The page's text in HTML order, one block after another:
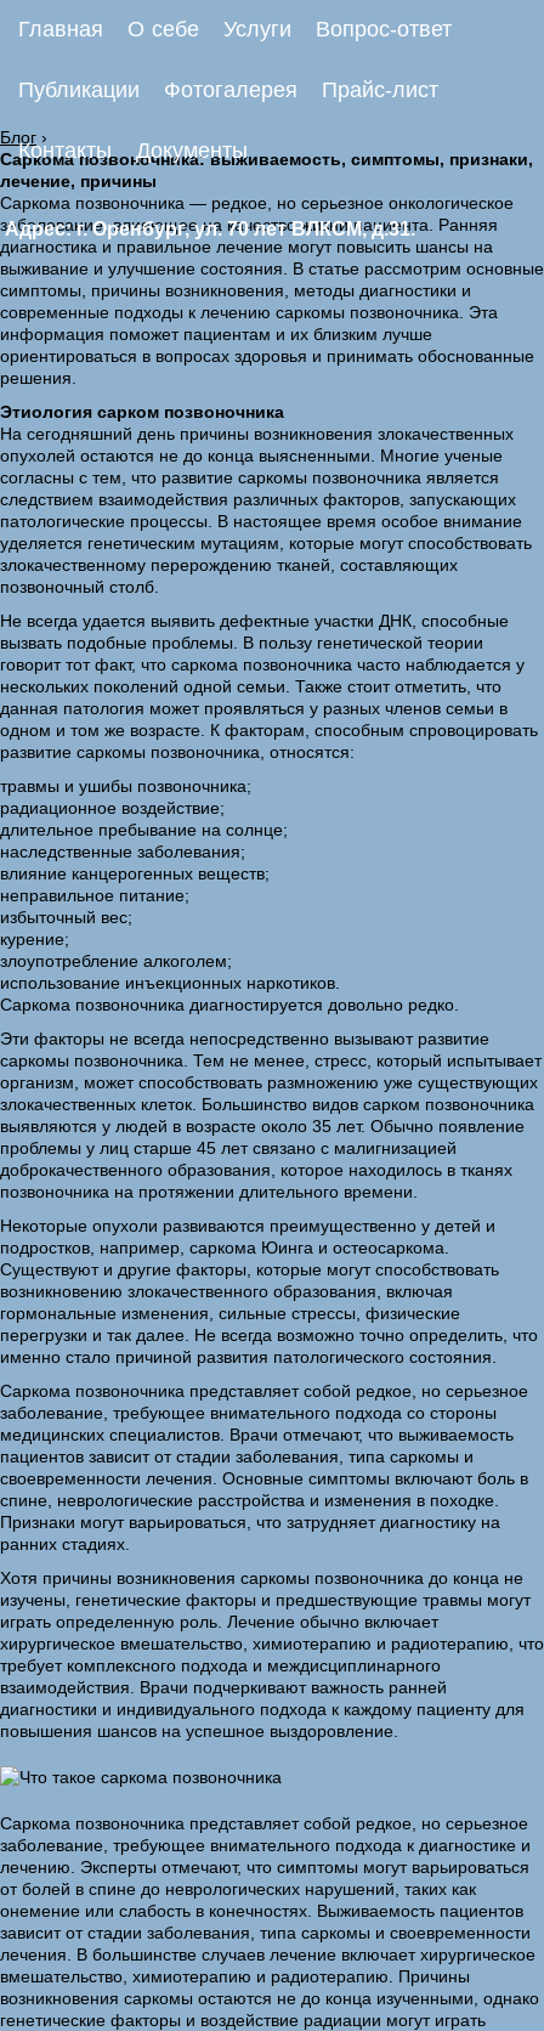
Главная О себе Услуги Вопрос-ответ
Публикации Фотогалерея Прайс-лист
Контакты Документы
Адрес: г. Оренбург, ул. 70 лет ВЛКСМ, д.31.
Блог ›
Саркома позвоночника: выживаемость, симптомы, признаки,
лечение, причины
Саркома позвоночника — редкое, но серьезное онкологическое
заболевание, влияющее на качество жизни пациента. Ранняя
диагностика и правильное лечение могут повысить шансы на
выживание и улучшение состояния. В статье рассмотрим основные
симптомы, причины возникновения, методы диагностики и
современные подходы к лечению саркомы позвоночника. Эта
информация поможет пациентам и их близким лучше
ориентироваться в вопросах здоровья и принимать обоснованные
решения.
Этиология сарком позвоночника
На сегодняшний день причины возникновения злокачественных
опухолей остаются не до конца выясненными. Многие ученые
согласны с тем, что развитие саркомы позвоночника является
следствием взаимодействия различных факторов, запускающих
патологические процессы. В настоящее время особое внимание
уделяется генетическим мутациям, которые могут способствовать
злокачественному перерождению тканей, составляющих
позвоночный столб.
Не всегда удается выявить дефектные участки ДНК, способные
вызвать подобные проблемы. В пользу генетической теории
говорит тот факт, что саркома позвоночника часто наблюдается у
нескольких поколений одной семьи. Также стоит отметить, что
данная патология может проявляться у разных членов семьи в
одном и том же возрасте. К факторам, способным спровоцировать
развитие саркомы позвоночника, относятся:
травмы и ушибы позвоночника;
радиационное воздействие;
длительное пребывание на солнце;
наследственные заболевания;
влияние канцерогенных веществ;
неправильное питание;
избыточный вес;
курение;
злоупотребление алкоголем;
использование инъекционных наркотиков.
Саркома позвоночника диагностируется довольно редко.
Эти факторы не всегда непосредственно вызывают развитие
саркомы позвоночника. Тем не менее, стресс, который испытывает
организм, может способствовать размножению уже существующих
злокачественных клеток. Большинство видов сарком позвоночника
выявляются у людей в возрасте около 35 лет. Обычно появление
проблемы у лиц старше 45 лет связано с малигнизацией
доброкачественного образования, которое находилось в тканях
позвоночника на протяжении длительного времени.
Некоторые опухоли развиваются преимущественно у детей и
подростков, например, саркома Юинга и остеосаркома.
Существуют и другие факторы, которые могут способствовать
возникновению злокачественного образования, включая
гормональные изменения, сильные стрессы, физические
перегрузки и так далее. Не всегда возможно точно определить, что
именно стало причиной развития патологического состояния.
Саркома позвоночника представляет собой редкое, но серьезное
заболевание, требующее внимательного подхода со стороны
медицинских специалистов. Врачи отмечают, что выживаемость
пациентов зависит от стадии заболевания, типа саркомы и
своевременности лечения. Основные симптомы включают боль в
спине, неврологические расстройства и изменения в походке.
Признаки могут варьироваться, что затрудняет диагностику на
ранних стадиях.
Хотя причины возникновения саркомы позвоночника до конца не
изучены, генетические факторы и предшествующие травмы могут
играть определенную роль. Лечение обычно включает
хирургическое вмешательство, химиотерапию и радиотерапию, что
требует комплексного подхода и междисциплинарного
взаимодействия. Врачи подчеркивают важность ранней
диагностики и индивидуального подхода к каждому пациенту для
повышения шансов на успешное выздоровление.
Саркома позвоночника представляет собой редкое, но серьезное
заболевание, требующее внимательного подхода к диагностике и
лечению. Эксперты отмечают, что симптомы могут варьироваться
от болей в спине до неврологических нарушений, таких как
онемение или слабость в конечностях. Выживаемость пациентов
зависит от стадии заболевания, типа саркомы и своевременности
лечения. В большинстве случаев лечение включает хирургическое
вмешательство, химиотерапию и радиотерапию. Причины
возникновения саркомы остаются не до конца изученными, однако
генетические факторы и воздействие радиации могут играть